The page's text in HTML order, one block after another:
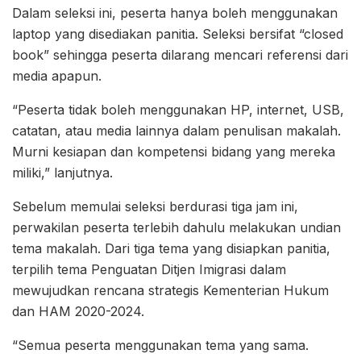
Dalam seleksi ini, peserta hanya boleh menggunakan
laptop yang disediakan panitia. Seleksi bersifat “closed
book” sehingga peserta dilarang mencari referensi dari
media apapun.
“Peserta tidak boleh menggunakan HP, internet, USB,
catatan, atau media lainnya dalam penulisan makalah.
Murni kesiapan dan kompetensi bidang yang mereka
miliki,” lanjutnya.
Sebelum memulai seleksi berdurasi tiga jam ini,
perwakilan peserta terlebih dahulu melakukan undian
tema makalah. Dari tiga tema yang disiapkan panitia,
terpilih tema Penguatan Ditjen Imigrasi dalam
mewujudkan rencana strategis Kementerian Hukum
dan HAM 2020-2024.
“Semua peserta menggunakan tema yang sama.